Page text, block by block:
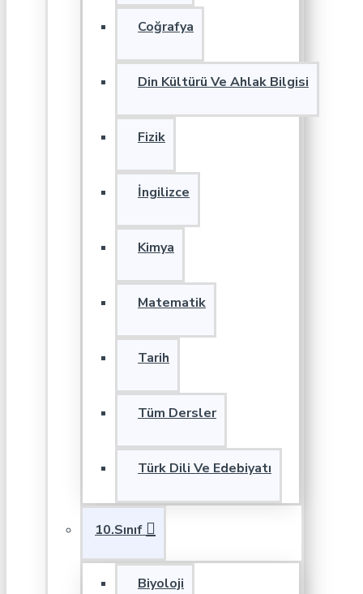
Coğrafya
Din Kültürü Ve Ahlak Bilgisi
Fizik
İngilizce
Kimya
Matematik
Tarih
Tüm Dersler
Türk Dili Ve Edebiyatı
10.Sınıf
Biyoloji